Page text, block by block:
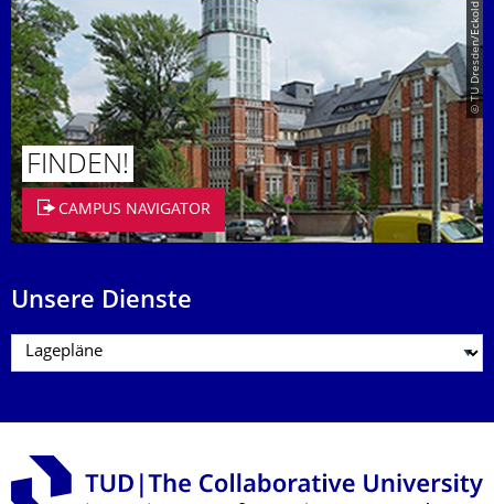
© TU Dresden/Eckold
FINDEN!
CAMPUS NAVIGATOR
Unsere Dienste